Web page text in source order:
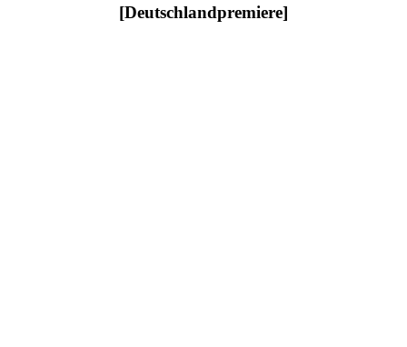
[Deutschlandpremiere]